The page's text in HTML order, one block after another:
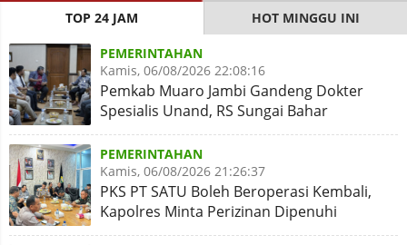
TOP 24 JAM HOT MINGGU INI
PEMERINTAHAN
Kamis, 06/08/2026 22:08:16
Pemkab Muaro Jambi Gandeng Dokter
Spesialis Unand, RS Sungai Bahar
Disiapkan Naik Kelas
PEMERINTAHAN
Kamis, 06/08/2026 21:26:37
PKS PT SATU Boleh Beroperasi Kembali,
Kapolres Minta Perizinan Dipenuhi